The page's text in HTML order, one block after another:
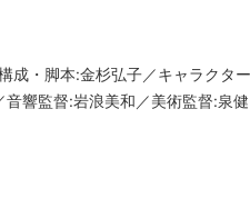
成・脚本:金杉弘子／キャラクター
響監督:岩浪美和／美術監督:泉健